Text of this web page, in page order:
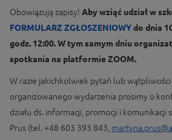
Obowiązują zapisy! Aby wziąć udział w
FORMULARZ ZGŁOSZENIOWYdo dnia
godz. 12:00. W tym samym dniu
spotkania na platformie ZOOM.
W razie jakichkolwiek pytań lub
organizowanego wydarzenia prosimy o
działu ds. informacji, promocji i komunikacji
Prus (tel. +48 603 393 843,